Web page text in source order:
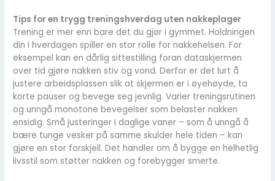
Tips for en trygg treningshverdag uten nakkeplager
Trening er mer enn bare det du gjør i gymmet. Holdningen
din i hverdagen spiller en stor rolle for nakkehelsen. For
eksempel kan en dårlig sittestilling foran dataskjermen
over tid gjøre nakken stiv og vond. Derfor er det lurt å
justere arbeidsplassen slik at skjermen er i øyehøyde, ta
korte pauser og bevege seg jevnlig. Varier treningsrutinen
og unngå monotone bevegelser som belaster nakken
ensidig. Små justeringer i daglige vaner – som å unngå å
bære tunge vesker på samme skulder hele tiden – kan
gjøre en stor forskjell. Det handler om å bygge en helhetlig
livsstil som støtter nakken og forebygger smerte.